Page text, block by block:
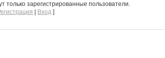
только зарегистрированные пользователи.
Вход ]